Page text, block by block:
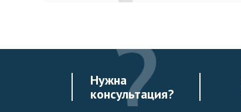
Нужна
консультация?